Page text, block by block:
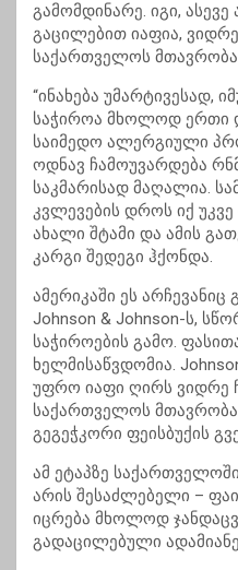
გამომდინარე. იგი, ასევე
გაცილებით იაფია,
საქართველოს
“ინახება უმარტივესად,
საჭიროა მხოლოდ ერთი
საიმედო ალერგიული
ოდნავ ჩამოუვარდება
საკმარისად მაღალია.
კვლევების დროს იქ
ახალი შტამი და ამის
კარგი შედეგი ჰქონდა.
ამერიკაში ეს არჩევანიც
Johnson & Johnson-ს,
საჭიროების გამო.
ხელმისაწვდომია.
უფრო იაფი ღირს ვიდრე
საქართველოს
გეგეჭკორი ფეისბუქის
ამ ეტაპზე
არის შესაძლებელი –
იცრება მხოლოდ
გადაცილებული